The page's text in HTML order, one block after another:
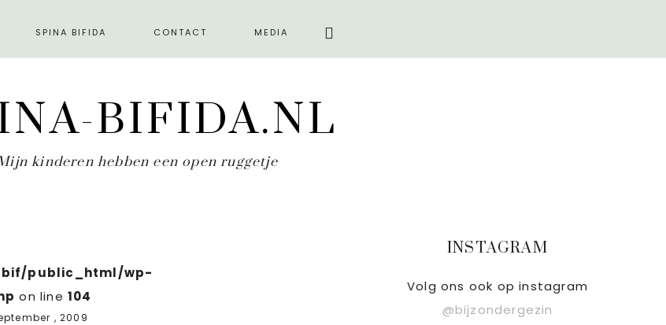
SPINA BIFIDA CONTACT MEDIA Zoek
op
website
BIFIDA.NL
kinderen hebben een open ruggetje
public_html/wp-
on line104
, 2009
Primaire
Sidebar
INSTAGRAM
Volg ons ook op instagram
@bijzondergezin